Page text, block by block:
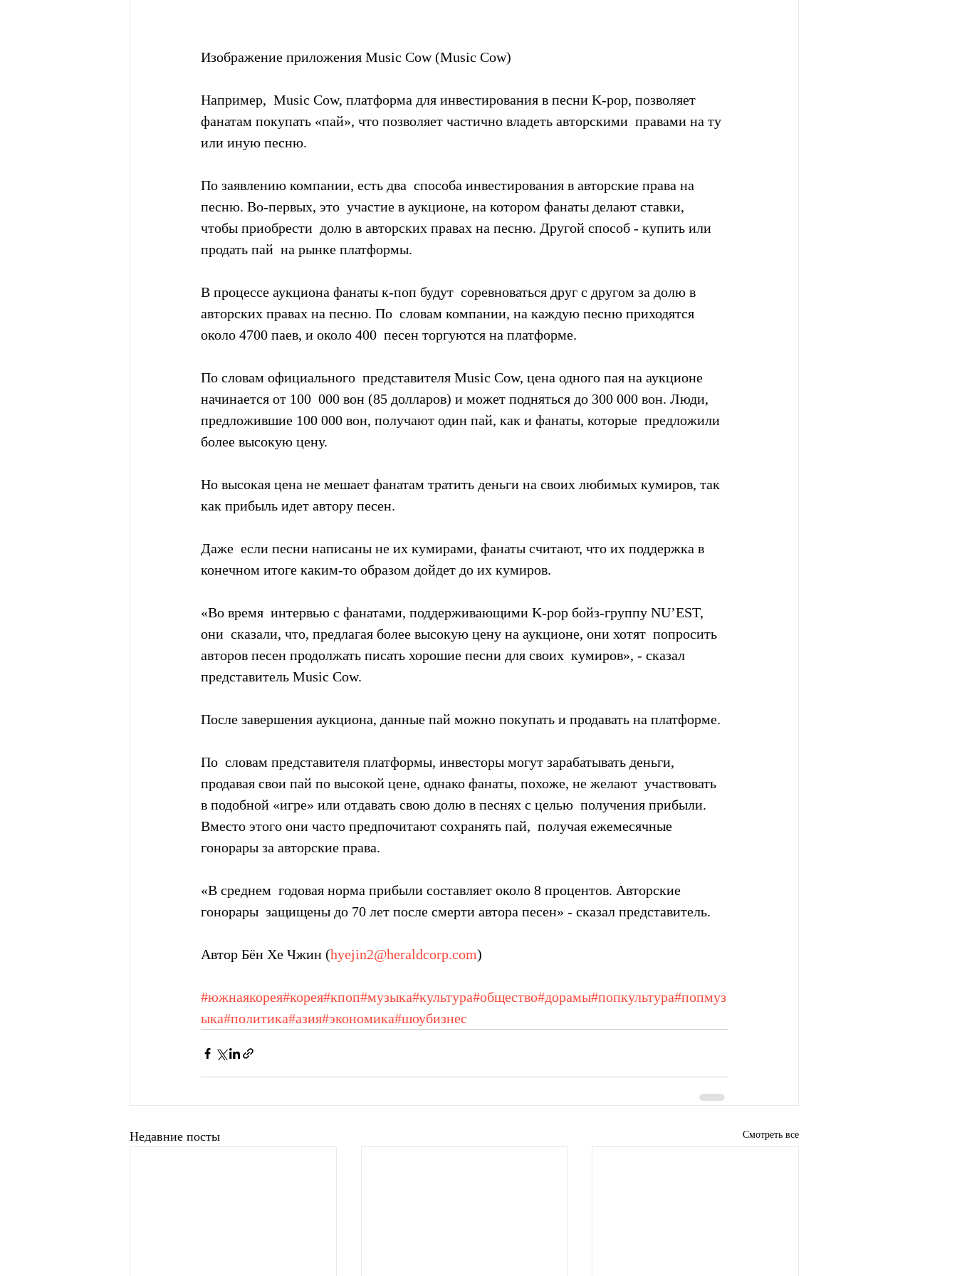
Изображение приложения Music Cow (Music Cow)
Например,  Music Cow, платформа для инвестирования в песни K-pop, позволяет
фанатам покупать «пай», что позволяет частично владеть авторскими  правами на ту
или иную песню.
По заявлению компании, есть два  способа инвестирования в авторские права на
песню. Во-первых, это  участие в аукционе, на котором фанаты делают ставки,
чтобы приобрести  долю в авторских правах на песню. Другой способ - купить или
продать пай  на рынке платформы.
В процессе аукциона фанаты к-поп будут  соревноваться друг с другом за долю в
авторских правах на песню. По  словам компании, на каждую песню приходятся
около 4700 паев, и около 400  песен торгуются на платформе.
По словам официального  представителя Music Cow, цена одного пая на аукционе
начинается от 100  000 вон (85 долларов) и может подняться до 300 000 вон. Люди,
предложившие 100 000 вон, получают один пай, как и фанаты, которые  предложили
более высокую цену.
Но высокая цена не мешает фанатам тратить деньги на своих любимых кумиров, так
как прибыль идет автору песен.
Даже  если песни написаны не их кумирами, фанаты считают, что их поддержка в
конечном итоге каким-то образом дойдет до их кумиров.
«Во время  интервью с фанатами, поддерживающими K-pop бойз-группу NU’EST,
они  сказали, что, предлагая более высокую цену на аукционе, они хотят  попросить
авторов песен продолжать писать хорошие песни для своих  кумиров», - сказал
представитель Music Cow.
После завершения аукциона, данные пай можно покупать и продавать на платформе.
По  словам представителя платформы, инвесторы могут зарабатывать деньги,
продавая свои пай по высокой цене, однако фанаты, похоже, не желают  участвовать
в подобной «игре» или отдавать свою долю в песнях с целью  получения прибыли.
Вместо этого они часто предпочитают сохранять пай,  получая ежемесячные
гонорары за авторские права.
«В среднем  годовая норма прибыли составляет около 8 процентов. Авторские
гонорары  защищены до 70 лет после смерти автора песен» - сказал представитель.
Автор Бён Хе Чжин (hyejin2@heraldcorp.com)
#южнаякорея#корея#кпоп#музыка#культура#общество#дорамы#попкультура#попмуз
ыка#политика#азия#экономика#шоубизнес
Недавние посты Смотреть все